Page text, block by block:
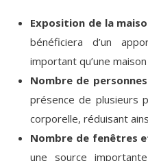
Exposition de la
bénéficiera d’un
important qu’une
Nombre de
présence de plusieurs
corporelle, réduisant
Nombre de fenêtres
une source